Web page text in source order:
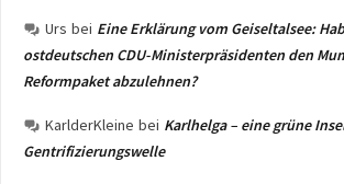
Urs bei Eine Erklärung vom Geiseltalsee:
ostdeutschen CDU-Ministerpräsidenten den
Reformpaket abzulehnen?
KarlderKleine bei Karlhelga – eine grüne
Gentrifizierungswelle